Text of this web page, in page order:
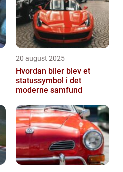
20 august 2025
Hvordan biler blev et
statussymbol i det
moderne samfund